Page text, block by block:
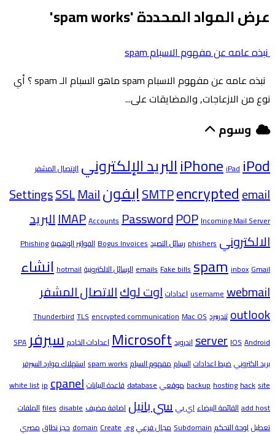
عرض المواد المحددة 'spam works'
نبذه عامه عن مفهوم الاسبام spam
نبذه عامه عن مفهوم الاسبام spam ماهو السبام الـ spam ؟ أي
نوع من الازعاجات, والمضايقات على...
وسوم
iPhoneiPadiPod البريد الإلكتروني الإتصال المشفر
SMTPencryptedemail ايفون SettingsSSLMail
IMAPAccountsPasswordPOPIncoming Mail Server
البريد
الالكتروني phishers رسائل التصيدBogus Invoicesالفواتير الوهميةPhishing
emailsFake billsspaminboxGmail الرسائل الالكترونيةhotmailانشاء
usernamewebmail اعداداتاوت لوكالاتصال المشفر
outlookثندربيرد ThunderbirdTLSencrypted communicationMac OS
serverIOSAndroid اندرويدMicrosoftاعدادات الخادمسيرفرSPA
بريد الكترونيضبط اعداداتالسباممفهوم السبامspam worksاستهلاك موارد السيرفر
backuphostinghacksite موقعيdatabaseقاعدة البيانات white listipcpanel
add hostالقائمة البيضاءاي بيسي بانيل اضافة مضيف filesdisable
الملفات
تعطيللوحة التحكمSubdomainمجال فرعي domainCreate.eg حجز نطاقمصري